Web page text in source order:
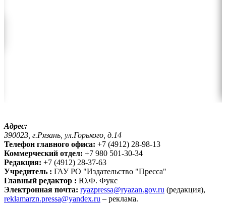
Адрес:
390023, г.Рязань, ул.Горького, д.14
Телефон главного офиса: +7 (4912) 28-98-13
Коммерческий отдел: +7 980 501-30-34
Редакция: +7 (4912) 28-37-63
Учредитель : ГАУ РО "Издательство "Пресса"
Главный редактор : Ю.Ф. Фукс
Электронная почта: ryazpressa@ryazan.gov.ru (редакция),
reklamarzn.pressa@yandex.ru – реклама.